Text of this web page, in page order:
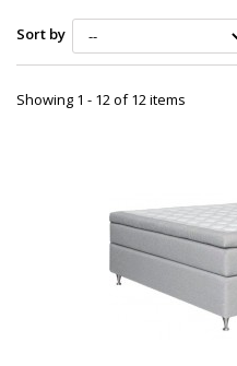
Sort by
Showing 1 - 12 of 12 items